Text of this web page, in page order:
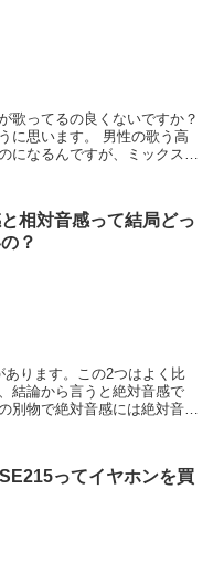
歌ってるの良くないですか？
に思います。 男性の歌う高
になるんですが、ミックスボ
相対音感って結局どっ
？
ります。この2つはよく比
結論から言うと絶対音感で
別物で絶対音感には絶対音感
ってイヤホンを買